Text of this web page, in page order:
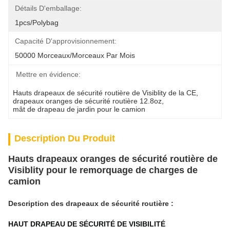
Détails D'emballage:
1pcs/polybag
Capacité D'approvisionnement:
50000 Morceaux/morceaux Par Mois
Mettre en évidence:
Hauts drapeaux de sécurité routière de Visiblity de la CE
drapeaux oranges de sécurité routière 12.8oz
mât de drapeau de jardin pour le camion
Description Du Produit
Hauts drapeaux oranges de sécurité routière de
Visiblity pour le remorquage de charges de
camion
Description des drapeaux de sécurité routière :
HAUT DRAPEAU DE SÉCURITÉ DE VISIBILITÉ